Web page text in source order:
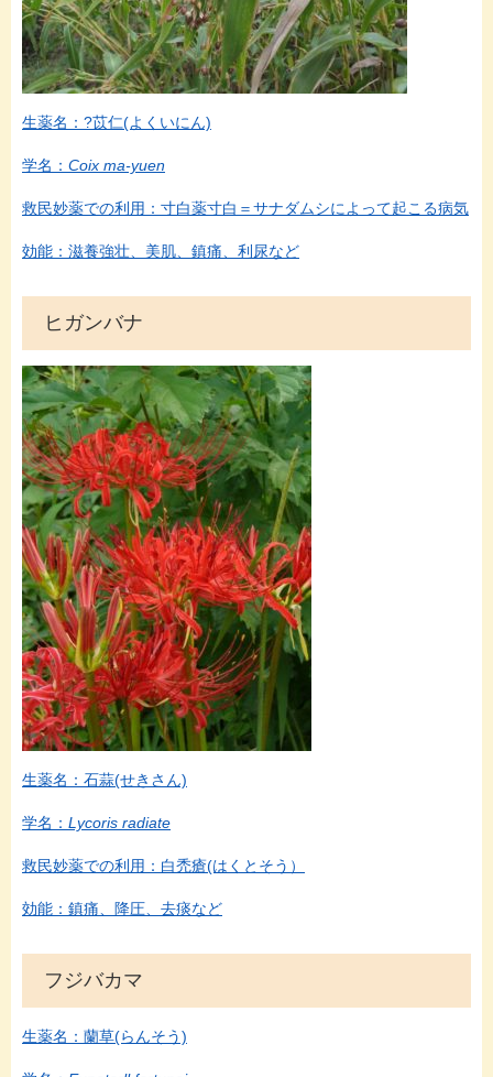
生薬名：?苡仁(よくいにん)
学名： Coix ma-yuen
救民妙薬での利用：寸白薬寸白＝サナダムシによって起こる病気
効能：滋養強壮、美肌、鎮痛、利尿など
ヒガンバナ
生薬名：石蒜(せきさん)
学名： Lycoris radiate
救民妙薬での利用：白禿瘡(はくとそう）
効能：鎮痛、降圧、去痰など
フジバカマ
生薬名：蘭草(らんそう)